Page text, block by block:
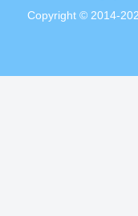
Copyright © 2014-